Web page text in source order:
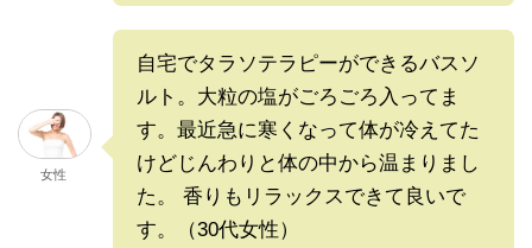
女性
自宅でタラソテラピーができるバスソ
ルト。大粒の塩がごろごろ入ってま
す。最近急に寒くなって体が冷えてた
けどじんわりと体の中から温まりまし
た。 香りもリラックスできて良いで
す。（30代女性）